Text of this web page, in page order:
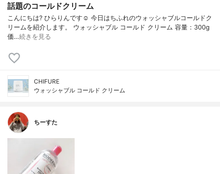
話題のコールドクリーム
こんにちは? ひらりんです☺️ 今日はちふれのウォッシャブルコールドク
リームを紹介します。 ウォッシャブル コールド クリーム 容量：300g
価…続きを見る
CHIFURE
ウォッシャブル コールド クリーム
ちーすた